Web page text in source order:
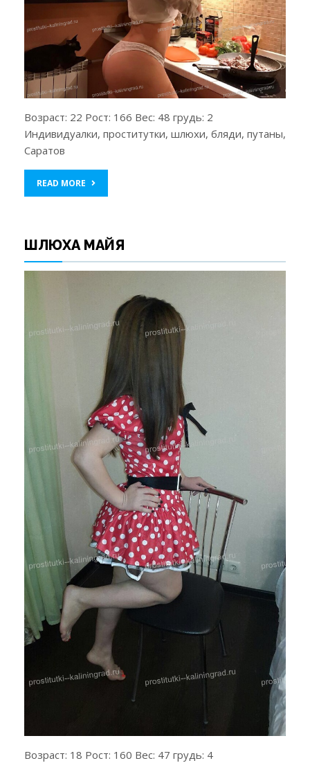
Возраст: 22 Рост: 166 Вес: 48 грудь: 2
Индивидуалки, проститутки, шлюхи, бляди, путаны,
Саратов
READ MORE
ШЛЮХА МАЙЯ
Возраст: 18 Рост: 160 Вес: 47 грудь: 4